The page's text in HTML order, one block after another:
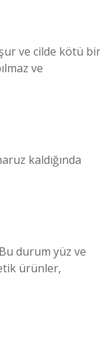
ve cilde kötü bir
ve
kaldığında
durum yüz ve
ürünler,